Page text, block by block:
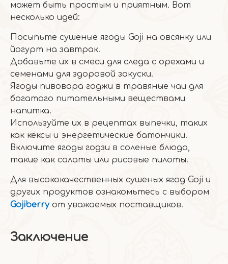
может быть простым и приятным. Вот
несколько идей:
Посыпьте сушеные ягоды Goji на овсянку или
йогурт на завтрак.
Добавьте их в смеси для следа с орехами и
семенами для здоровой закуски.
Ягоды пивовара годжи в травяные чаи для
богатого питательными веществами
напитка.
Используйте их в рецептах выпечки, таких
как кексы и энергетические батончики.
Включите ягоды годзи в соленые блюда,
такие как салаты или рисовые пилоты.
Для высококачественных сушеных ягод Goji и
других продуктов ознакомьтесь с выбором
Gojiberry от уважаемых поставщиков.
Заключение